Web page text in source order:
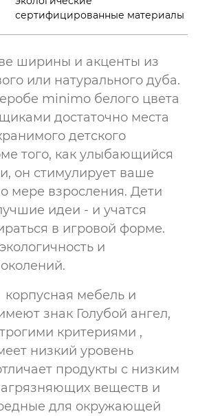
для ванной комнаты
Miele, SMEG
SMEG
сертифицированные материалы
ширины и акценты из
или натурального дуба.
minimo белого цвета
достаточно места
детского
того, как улыбающийся
он стимулирует ваше
мере взросления. Дети
идеи - и учатся
в игровой форме.
и
корпусная мебель и
знак Голубой ангел,
критериями ,
низкий уровень
продукты с низким
веществ и
для окружающей